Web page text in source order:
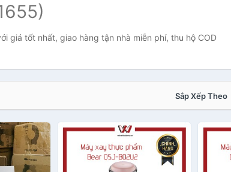
giá tốt nhất, giao hàng tận nhà miễn phí, thu hộ COD
Sắp Xếp Theo